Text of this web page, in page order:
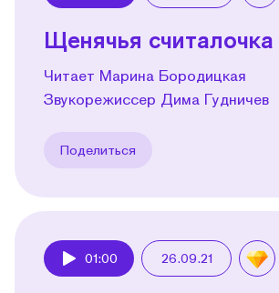
Щенячья считалочка
Читает Марина Бородицкая
Звукорежиссер Дима Гудничев
Поделиться
01:00 26.09.21